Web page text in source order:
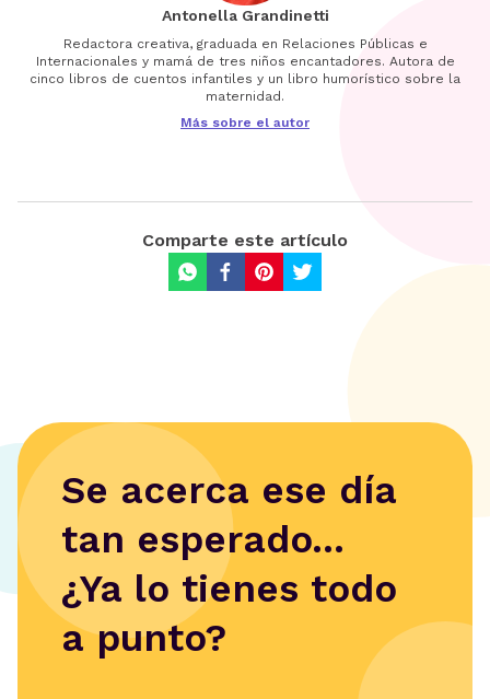
Antonella Grandinetti
Redactora creativa, graduada en Relaciones Públicas e
Internacionales y mamá de tres niños encantadores. Autora de
cinco libros de cuentos infantiles y un libro humorístico sobre la
maternidad.
Más sobre el autor
Comparte este artículo
Se acerca ese día
tan esperado...
¿Ya lo tienes todo
a punto?